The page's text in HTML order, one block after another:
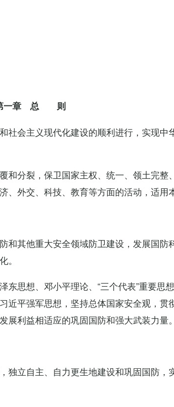
一章 总 则
会主义现代化建设的顺利进行，实现中
分裂，保卫国家主权、统一、领土完整
外交、科技、教育等方面的活动，适用
和其他重大安全领域防卫建设，发展国防
。
思想、邓小平理论、“三个代表”重要思想
近平强军思想，坚持总体国家安全观，贯
利益相适应的巩固国防和强大武装力量。
立自主、自力更生地建设和巩固国防，